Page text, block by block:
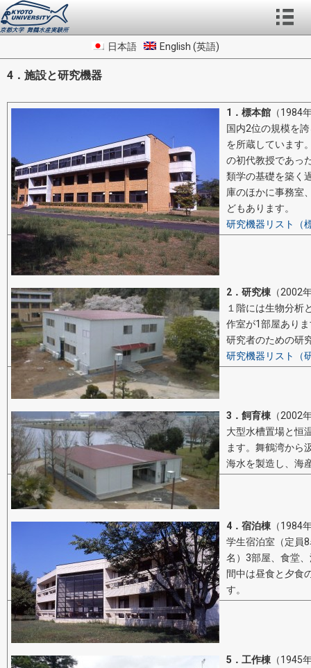
日本語 English (英語)
4．施設と研究機器
1．標本館 （1984
国内2位の規模を
を所蔵しています
の初代教授であっ
類学の基礎を築く
庫のほかに事務室
どもあります。
研究機器リスト（
2．研究棟 （2002
１階には生物分析
作室が1部屋あり
研究者のための研
研究機器リスト（
3．飼育棟 （2002
大型水槽置場と恒
ます。舞鶴湾から
海水を製造し、海
4．宿泊棟 （1984
学生宿泊室（定員
名）3部屋、食堂
間中は昼食と夕食
す。
5．工作棟 （1945